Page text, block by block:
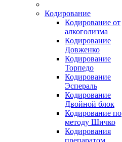
Кодирование
Кодирование от
алкоголизма
Кодирование
Довженко
Кодирование
Торпедо
Кодирование
Эспераль
Кодирование
Двойной блок
Кодирование по
методу Шичко
Кодирования
препаратом